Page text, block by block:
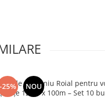
-25% NOU
de aluminiu Roial pentru
12cm x 100m – Set 10